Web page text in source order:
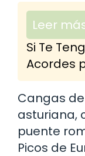
Leer
Si Te
Acordes
Cangas
asturiana,
puente
Picos de